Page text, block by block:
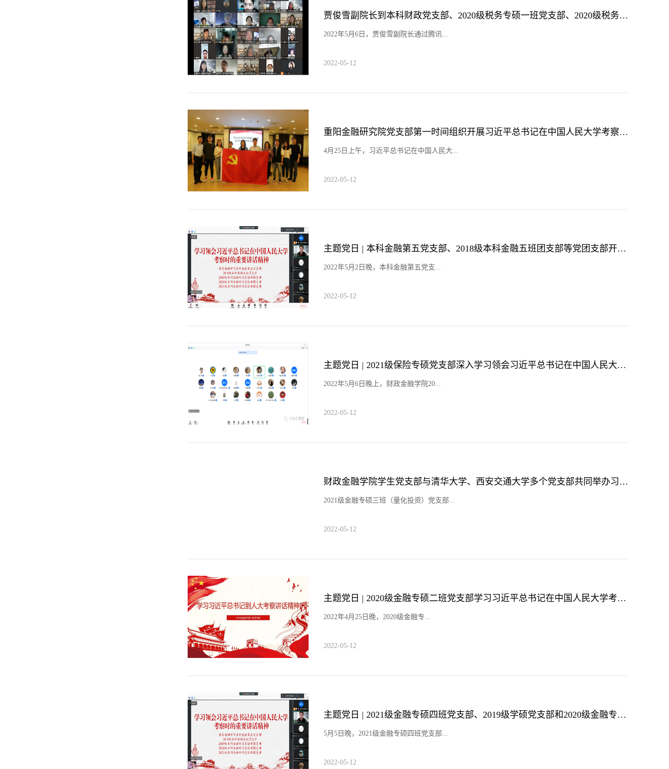
贾俊雪副院长到本科财政党支部、2020级税务专硕一班党支部、2020级税务专硕二班党支部宣讲习近平总书记在中国人民大学考察时的重要讲话精神
2022年5月6日，贾俊雪副院长通过腾讯...
2022-05-12
重阳金融研究院党支部第一时间组织开展习近平总书记在中国人民大学考察时的重要讲话精神学习交流会
4月25日上午，习近平总书记在中国人民大...
2022-05-12
主题党日 | 本科金融第五党支部、2018级本科金融五班团支部等党团支部开展党团共建
​2022年5月2日晚，本科金融第五党支...
2022-05-12
主题党日 | 2021级保险专硕党支部深入学习领会习近平总书记在中国人民大学考察时重要讲话精神
2022年5月6日晚上，财政金融学院20...
2022-05-12
财政金融学院学生党支部与清华大学、西安交通大学多个党支部共同举办习近平总书记重要讲话精神学习研讨会
2021级金融专硕三班（量化投资）党支部...
2022-05-12
主题党日 | 2020级金融专硕二班党支部学习习近平总书记在中国人民大学考察时的重要讲话精神
2022年4月25日晚，2020级金融专...
2022-05-12
主题党日 | 2021级金融专硕四班党支部、2019级学硕党支部和2020级金融专硕三班（投资量化）党支部开展专题学习会
5月5日晚，2021级金融专硕四班党支部...
2022-05-12